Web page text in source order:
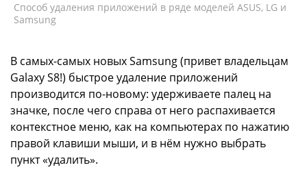
Способ удаления приложений в ряде моделей ASUS, LG и
Samsung
В самых-самых новых Samsung (привет владельцам
Galaxy S8!) быстрое удаление приложений
производится по-новому: удерживаете палец на
значке, после чего справа от него распахивается
контекстное меню, как на компьютерах по нажатию
правой клавиши мыши, и в нём нужно выбрать
пункт «удалить».